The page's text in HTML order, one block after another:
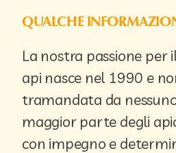
QUALCHE
La nostra passione per
api nasce nel 1990 e
tramandata da
maggior parte degli
con impegno e